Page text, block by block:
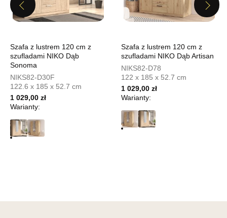
66-600 KROSNO ODRZAŃSKIE
Nr tel.508100164
Godziny otwarcia
Pn-Pt: 09:00-17:00, Sb: 09:00-14:00
SALON MEBLOWY ORION
Salon meblowy
Previous
Szafa z lustrem 120 cm z
szufladami NIKO Dąb
Sonoma
NIKS82-D30F
122.6 x 185 x 52.7 cm
1 029,00 zł
Warianty:
Szafa z lustrem 120 cm z
szufladami NIKO Dąb Artisan
NIKS82-D78
122 x 185 x 52.7 cm
1 029,00 zł
Warianty:
Next